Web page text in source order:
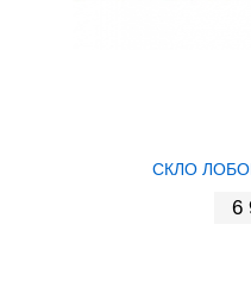
СКЛО
6